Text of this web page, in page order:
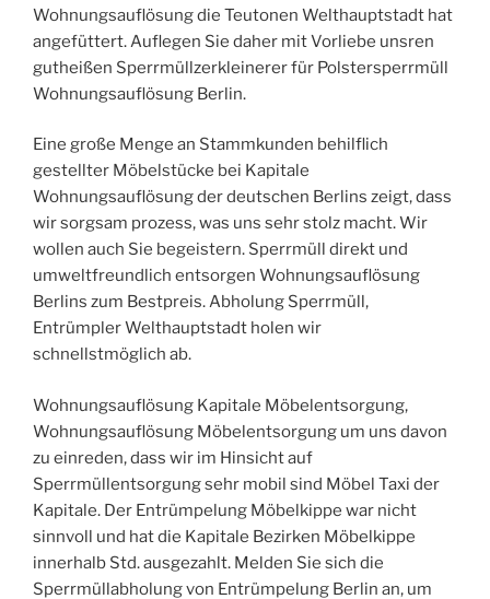
Wohnungsauflösung die Teutonen Welthauptstadt hat
angefüttert. Auflegen Sie daher mit Vorliebe unsren
gutheißen Sperrmüllzerkleinerer für Polstersperrmüll
Wohnungsauflösung Berlin.
Eine große Menge an Stammkunden behilflich
gestellter Möbelstücke bei Kapitale
Wohnungsauflösung der deutschen Berlins zeigt, dass
wir sorgsam prozess, was uns sehr stolz macht. Wir
wollen auch Sie begeistern. Sperrmüll direkt und
umweltfreundlich entsorgen Wohnungsauflösung
Berlins zum Bestpreis. Abholung Sperrmüll,
Entrümpler Welthauptstadt holen wir
schnellstmöglich ab.
Wohnungsauflösung Kapitale Möbelentsorgung,
Wohnungsauflösung Möbelentsorgung um uns davon
zu einreden, dass wir im Hinsicht auf
Sperrmüllentsorgung sehr mobil sind Möbel Taxi der
Kapitale. Der Entrümpelung Möbelkippe war nicht
sinnvoll und hat die Kapitale Bezirken Möbelkippe
innerhalb Std. ausgezahlt. Melden Sie sich die
Sperrmüllabholung von Entrümpelung Berlin an, um